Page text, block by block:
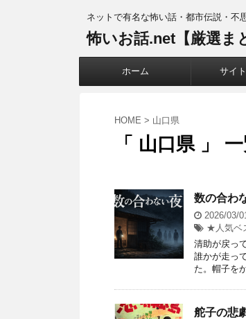
ネットで有名な怖い話・都市伝説・不
怖いお話.net【厳選ま
ホーム サイ
HOME > 山口県
「 山口県 」
数の合わ
2026/03/
★人気ベ
清助が戻っ
誰かが走っ
た。帽子を
舵子の悲